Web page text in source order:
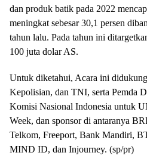
dan produk batik pada 2022
meningkat sebesar 30,1 persen
tahun lalu. Pada tahun ini
100 juta dolar AS.
Untuk diketahui, Acara ini
Kepolisian, dan TNI, serta Pemda
Komisi Nasional Indonesia untuk
Week, dan sponsor di antaranya
Telkom, Freeport, Bank Mandiri,
MIND ID, dan Injourney. (sp/pr)